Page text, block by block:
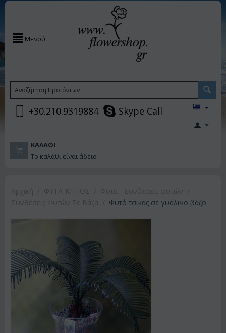
Μενού
+30.210.9319884 Skype Call
ΚΑΛΆΘΙ
Το καλάθι είναι άδειο
Φυτό τσικας σε γυάλινο βάζο